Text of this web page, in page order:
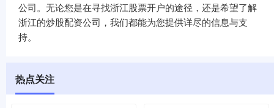
公司。无论您是在寻找浙江股票开户的途径，还是希望了解
浙江的炒股配资公司，我们都能为您提供详尽的信息与支
持。
热点关注